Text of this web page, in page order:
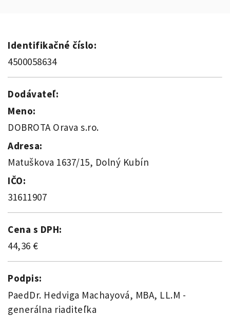
Identifikačné číslo:
4500058634
Dodávateľ:
Meno:
DOBROTA Orava s.ro.
Adresa:
Matuškova 1637/15, Dolný Kubín
IČO:
31611907
Cena s DPH:
44,36 €
Podpis:
PaedDr. Hedviga Machayová, MBA, LL.M -
generálna riaditeľka